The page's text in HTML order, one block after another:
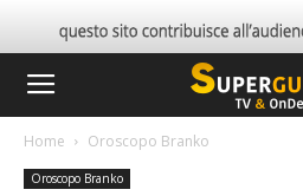
Home Oroscopo Branko
Oroscopo Branko